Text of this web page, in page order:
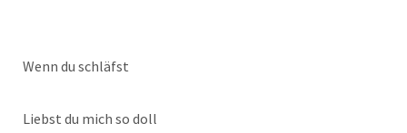
Wenn du schläfst
Liebst du mich so doll